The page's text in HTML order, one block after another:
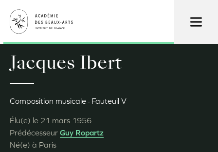
contenu
principal
Jacques Ibert
Composition musicale Fauteuil V
Élu(e) le 21 mars 1956
Prédécesseur Guy Ropartz
Né(e) à Paris